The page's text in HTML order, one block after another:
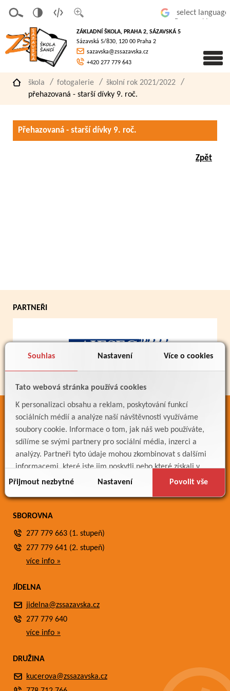
Souhlas Nastavení Více o cookies
Tato webová stránka používá cookies
K personalizaci obsahu a reklam, poskytování funkcí
sociálních médií a analýze naší návštěvnosti využíváme
soubory cookie. Informace o tom, jak náš web používáte,
sdílíme se svými partnery pro sociální média, inzerci a
analýzy. Partneři tyto údaje mohou zkombinovat s dalšími
informacemi, které jste jim poskytli nebo které získali v
důsledku toho, že používáte jejich služby.
Přijmout nezbytné Nastavení Povolit vše
písmo
á
verze
pro
slaboz
raké
ZÁKLADNÍ ŠKOLA, PRAHA 2, SÁZAVSKÁ 5
Sázavská 5/830, 120 00 Praha 2
sazavska@zssazavska.cz
+420 277 779 643
škola fotogalerie
školní rok 2021/2022
přehazovaná - starší dívky 9. roč.
Přehazovaná - starší dívky 9. roč.
Zpět
PARTNEŘI
ODKAZY
Bakaláři
Jídelníček
Meteostanice
SBOROVNA
277 779 663 (1. stupeň)
277 779 641 (2. stupeň)
více info »
JÍDELNA
jidelna@zssazavska.cz
277 779 640
více info »
DRUŽINA
kucerova@zssazavska.cz